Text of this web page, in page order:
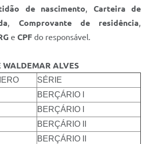
de nascimento, Carteira de
, Comprovante de residência,
e CPF do responsável.
WALDEMAR ALVES
SÉRIE
BERÇÁRIO I
BERÇÁRIO I
BERÇÁRIO II
BERÇÁRIO II